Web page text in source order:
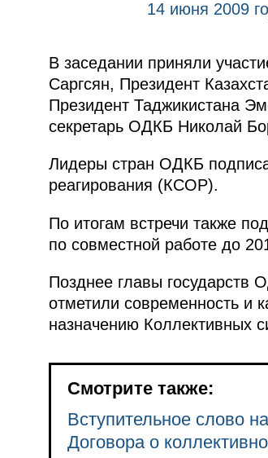
14 июня 2009
В заседании приняли
Саргсян, Президент
Президент Таджикистана
секретарь ОДКБ Николай
Лидеры стран ОДКБ
реагирования (КСОР).
По итогам встречи также
по совместной работе до
Позднее главы
отметили современность и
назначению Коллективных
Смотрите также:
Вступительное слово
Договора о